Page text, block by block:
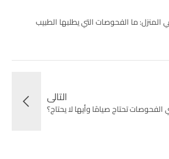
في المنزل: ما الفحوصات التي يطلبها الطبيب
التالى
الفحوصات تحتاج صيامًا وأيها لا يحتاج؟